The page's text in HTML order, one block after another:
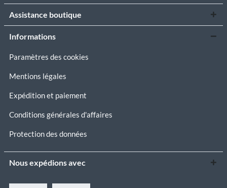
Assistance boutique
Informations
Paramètres des cookies
Mentions légales
Expédition et paiement
Conditions générales d'affaires
Protection des données
Nous expédions avec